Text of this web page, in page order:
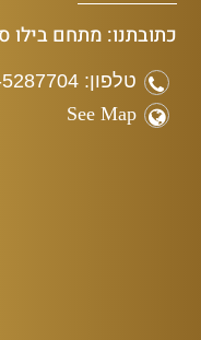
כתובתנו: מתחם בילו
טלפון: 050-5287704
See Map